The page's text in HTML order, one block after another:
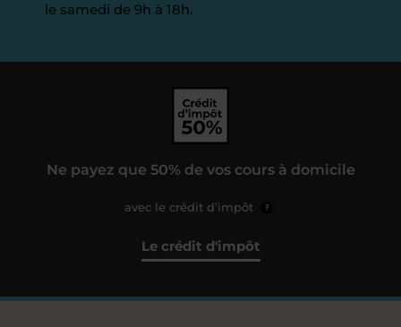
le samedi de 9h à 18h.
Ne payez que 50% de vos cours à domicile
avec le crédit d’impôt ?
Le crédit d'impôt